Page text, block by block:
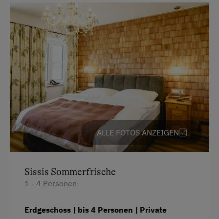
Historische Bausubstanz erhalten statt neu
bauen – Sanierung & Umnutzung des
denkmalwürdigen Stallgebäudes.
Naturmaterialien in der Innenausstattung:
Lärchenholz, Porphyr, Naturstein
Saisonale und jahreszeitliche Dekoration aus
gesammelten Naturmaterialien statt
Plastikdeko.
ALLE FOTOS ANZEIGEN
Sissis Sommerfrische
1 - 4 Personen
Erdgeschoss | bis 4 Personen | Private